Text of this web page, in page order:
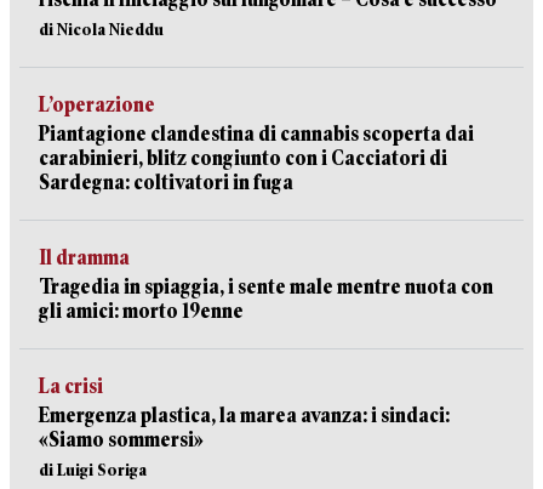
di Nicola Nieddu
L’operazione
Piantagione clandestina di cannabis scoperta dai
carabinieri, blitz congiunto con i Cacciatori di
Sardegna: coltivatori in fuga
Il dramma
Tragedia in spiaggia, i sente male mentre nuota con
gli amici: morto 19enne
La crisi
Emergenza plastica, la marea avanza: i sindaci:
«Siamo sommersi»
di Luigi Soriga